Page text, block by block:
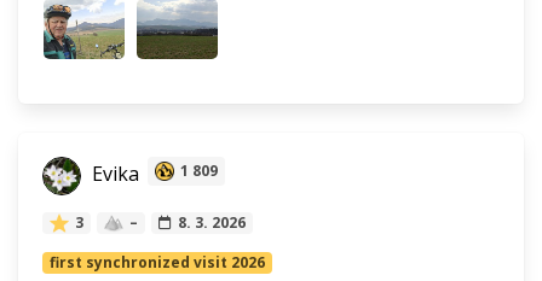
Evika 1 809
3 –
8. 3. 2026
first synchronized visit 2026